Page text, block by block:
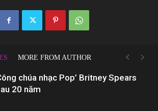
MORE FROM AUTHOR
chúa nhạc Pop’ Britney Spears
20 năm